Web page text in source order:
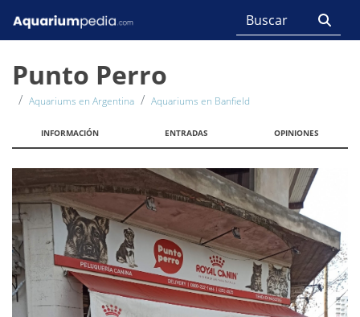
Punto Perro
Aquariums en Argentina Aquariums en Banfield
INFORMACIÓN ENTRADAS OPINIONES